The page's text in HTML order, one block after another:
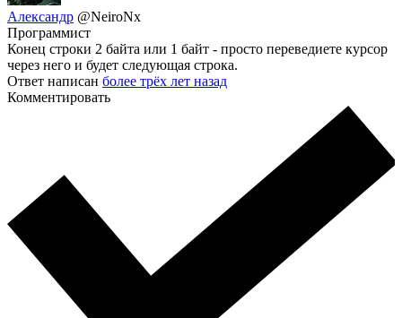
Александр @NeiroNx
Программист
Конец строки 2 байта или 1 байт - просто переведиете курсор
через него и будет следующая строка.
Ответ написан более трёх лет назад
Комментировать